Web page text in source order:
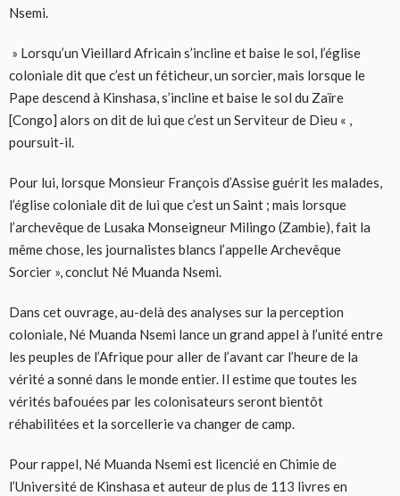
Nsemi.
» Lorsqu’un Vieillard Africain s’incline et baise le sol, l’église
coloniale dit que c’est un féticheur, un sorcier, mais lorsque le
Pape descend à Kinshasa, s’incline et baise le sol du Zaïre
[Congo] alors on dit de lui que c’est un Serviteur de Dieu « ,
poursuit-il.
Pour lui, lorsque Monsieur François d’Assise guérit les malades,
l’église coloniale dit de lui que c’est un Saint ; mais lorsque
l’archevêque de Lusaka Monseigneur Milingo (Zambie), fait la
même chose, les journalistes blancs l’appelle Archevêque
Sorcier », conclut Né Muanda Nsemi.
Dans cet ouvrage, au-delà des analyses sur la perception
coloniale, Né Muanda Nsemi lance un grand appel à l’unité entre
les peuples de l’Afrique pour aller de l’avant car l’heure de la
vérité a sonné dans le monde entier. Il estime que toutes les
vérités bafouées par les colonisateurs seront bientôt
réhabilitées et la sorcellerie va changer de camp.
Pour rappel, Né Muanda Nsemi est licencié en Chimie de
l’Université de Kinshasa et auteur de plus de 113 livres en